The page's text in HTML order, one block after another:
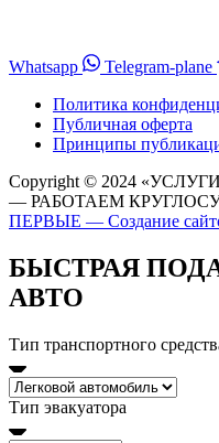
Whatsapp
Telegram-plane
Политика
Публичная оферта
Принципы
Copyright © 2024
— РАБОТАЕМ
ПЕРВЫЕ — Создание
БЫСТРАЯ
АВТО
Тип транспортного
Тип эвакуатора